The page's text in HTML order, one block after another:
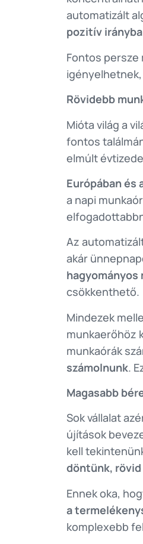
automatizált
pozitív
Fontos persze
Rövidebb
Mióta világ a
fontos
elmúlt
Európában és
a napi
Az
akár
csökkenthető.
Mindezek
munkaerőhöz
munkaórák
számolnunk.
Magasabb
Sok vállalat
újítások
kell
döntünk,
Ennek oka,
a
komplexebb